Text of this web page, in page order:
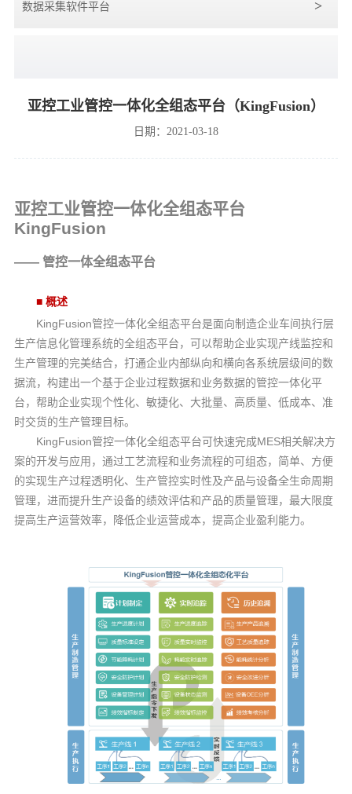
数据采集软件平台
亚控工业管控一体化全组态平台（KingFusion）
日期：2021-03-18
亚控工业管控一体化全组态平台
KingFusion
—— 管控一体全组态平台
■ 概述
KingFusion管控一体化全组态平台是面向制造企业车间执行层
生产信息化管理系统的全组态平台，可以帮助企业实现产线监控和
生产管理的完美结合，打通企业内部纵向和横向各系统层级间的数
据流，构建出一个基于企业过程数据和业务数据的管控一体化平
台，帮助企业实现个性化、敏捷化、大批量、高质量、低成本、准
时交货的生产管理目标。
KingFusion管控一体化全组态平台可快速完成MES相关解决方
案的开发与应用，通过工艺流程和业务流程的可组态，简单、方便
的实现生产过程透明化、生产管控实时性及产品与设备全生命周期
管理，进而提升生产设备的绩效评估和产品的质量管理，最大限度
提高生产运营效率，降低企业运营成本，提高企业盈利能力。